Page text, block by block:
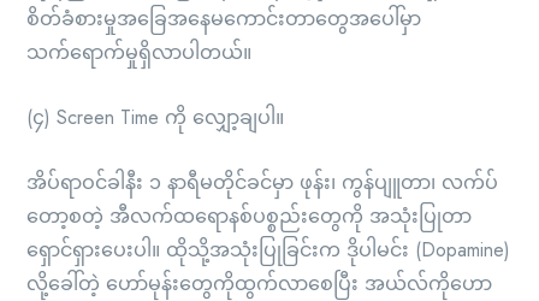
စိတ်ခံစားမှုအခြေအနေမကောင်းတာတွေအပေါ်မှာ
သက်ရောက်မှုရှိလာပါတယ်။
(၄) Screen Time ကို လျှော့ချပါ။
အိပ်ရာဝင်ခါနီး ၁ နာရီမတိုင်ခင်မှာ ဖုန်း၊ ကွန်ပျူတာ၊ လက်ပ်
တော့စတဲ့ အီလက်ထရောနစ်ပစ္စည်းတွေကို အသုံးပြုတာ
ရှောင်ရှားပေးပါ။ ထိုသို့အသုံးပြုခြင်းက ဒိုပါမင်း (Dopamine)
လို့ခေါ်တဲ့ ဟော်မုန်းတွေကိုထွက်လာစေပြီး အယ်လ်ကိုဟော